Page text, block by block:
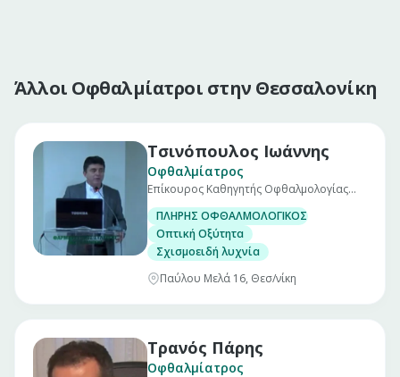
Άλλοι Οφθαλμίατροι στην Θεσσαλονίκη
Τσινόπουλος Ιωάννης
Οφθαλμίατρος
Επίκουρος Καθηγητής Οφθαλμολογίας
ΠΛΗΡΗΣ ΟΦΘΑΛΜΟΛΟΓΙΚΟΣ ΕΛΕΓΧΟΣ
Οπτική Οξύτητα
Σχισμοειδή λυχνία
Παύλου Μελά 16, Θεσ/νίκη
Τρανός Πάρης
Οφθαλμίατρος